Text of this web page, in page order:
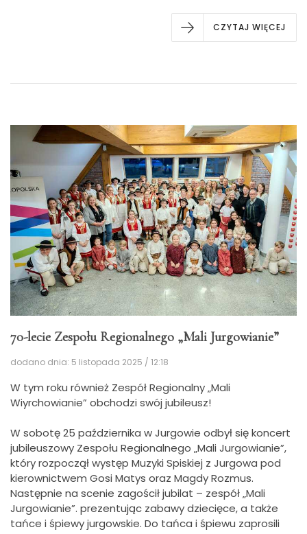
CZYTAJ WIĘCEJ
70-lecie Zespołu Regionalnego „Mali Jurgowianie”
dodano dnia: 5 listopada 2025 / 12:18
W tym roku również Zespół Regionalny „Mali
Wiyrchowianie” obchodzi swój jubileusz!
W sobotę 25 października w Jurgowie odbył się koncert
jubileuszowy Zespołu Regionalnego „Mali Jurgowianie”,
który rozpoczął występ Muzyki Spiskiej z Jurgowa pod
kierownictwem Gosi Matys oraz Magdy Rozmus.
Następnie na scenie zagościł jubilat – zespół „Mali
Jurgowianie”. prezentując zabawy dziecięce, a także
tańce i śpiewy jurgowskie. Do tańca i śpiewu zaprosili